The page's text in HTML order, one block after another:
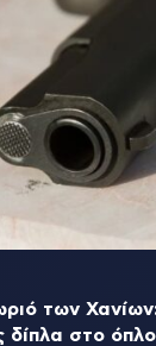
των
δίπλα στο